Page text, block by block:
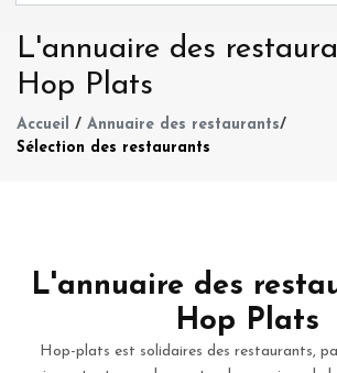
L'annuaire des
Hop Plats
Accueil / Annuaire des restaurants/
Sélection des restaurants
L'annuaire des
Hop Plats
Hop-plats est solidaires des restaurants,